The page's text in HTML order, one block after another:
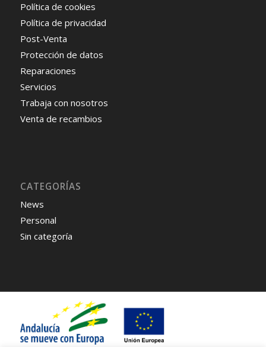
Política de cookies
Política de privacidad
Post-Venta
Protección de datos
Reparaciones
Servicios
Trabaja con nosotros
Venta de recambios
CATEGORÍAS
News
Personal
Sin categoría